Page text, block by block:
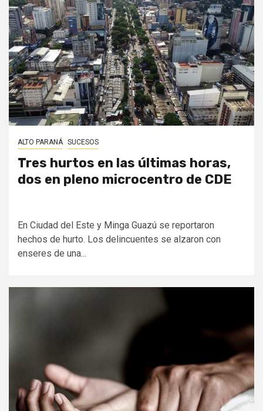
ALTO PARANÁ SUCESOS
Tres hurtos en las últimas horas,
dos en pleno microcentro de CDE
En Ciudad del Este y Minga Guazú se reportaron
hechos de hurto. Los delincuentes se alzaron con
enseres de una...